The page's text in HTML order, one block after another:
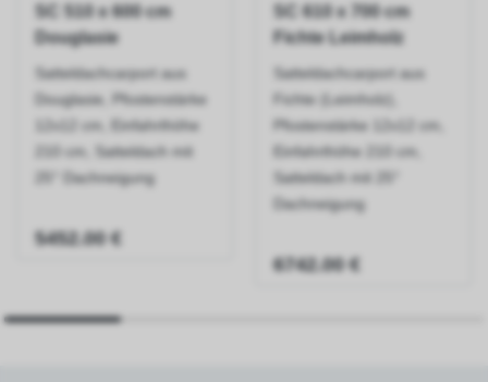
SC 510 x 600 cm
Douglasie
Satteldachcarport aus
Douglasie, Pfostenstärke
12x12 cm, Einfahrthöhe
210 cm, Satteldach mit
25° Dachneigung
5452.00 €
SC 610 x 700 cm
Fichte Leimholz
Satteldachcarport aus
Fichte (Leimholz),
Pfostenstärke 12x12 cm,
Einfahrthöhe 210 cm,
Satteldach mit 25°
Dachneigung
6742.00 €